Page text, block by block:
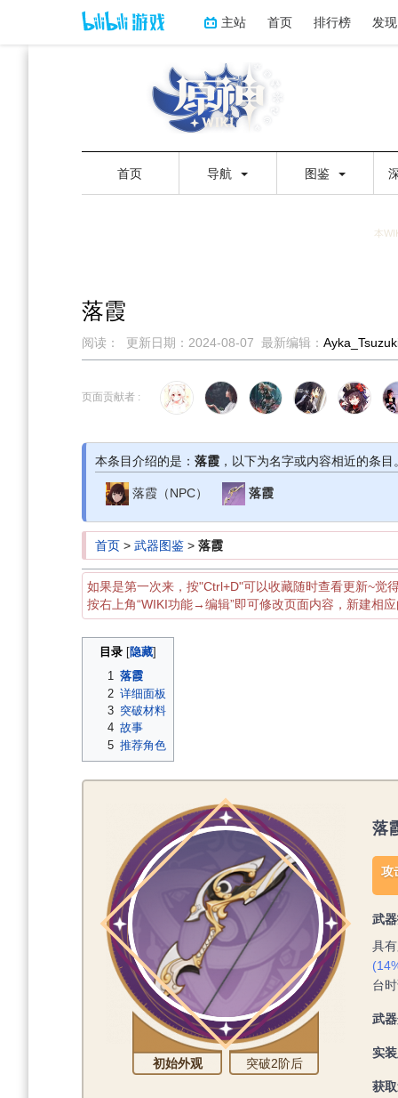
主站 首页 排行榜 发现
首页 导航 图鉴
本
落霞
阅读： 更新日期： 2024-08-07 最新编辑：
到
到
页面贡献者 :
本条目介绍的是： 落霞 ，以下为名字或内容相近的条目
落霞（NPC） 落霞
首页 > 武器图鉴 > 落霞
如果是第一次来，按"Ctrl+D"可以收藏随时查看更新~
按右上角“WIKI功能→编辑”即可修改页面内容，新建相
目录
1 落霞
2 详细面板
3 突破材料
4 故事
5 推荐角色
初始外观 突破2阶后
落
攻
武
具
台
武
实
获